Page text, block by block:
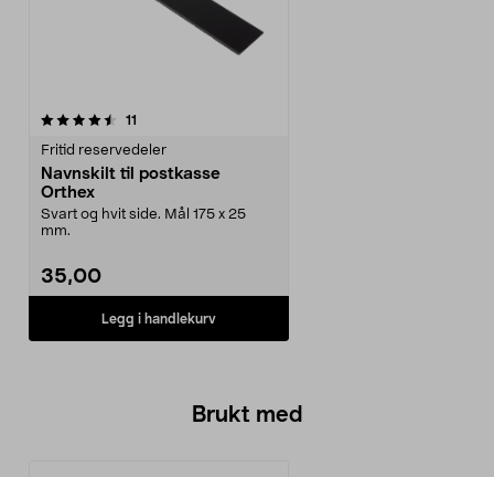
11
Fritid reservedeler
Navnskilt til postkasse
Orthex
Svart og hvit side. Mål 175 x 25
mm.
35,00
Legg i handlekurv
Brukt med